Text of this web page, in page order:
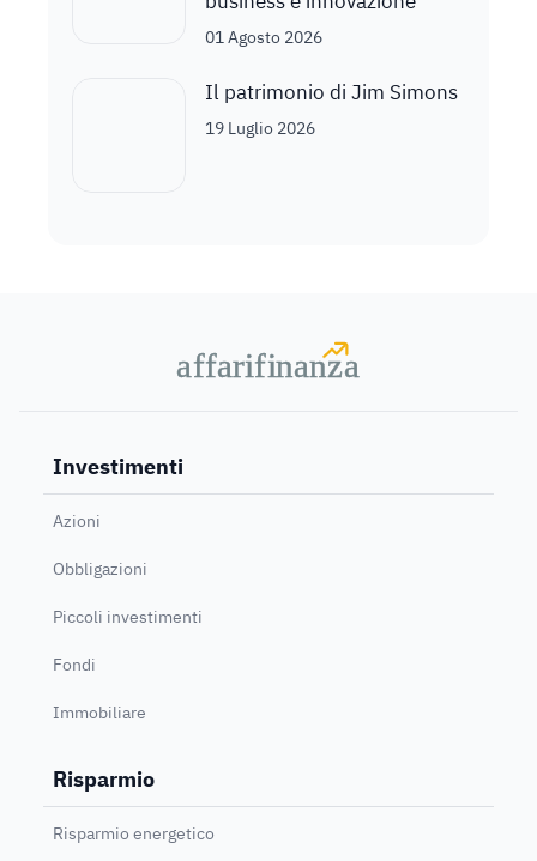
01 Agosto 2026
Il patrimonio di Jim Simons
19 Luglio 2026
affarifinanza
affarifinanza
Investimenti
Azioni
Obbligazioni
Piccoli investimenti
Fondi
Immobiliare
Risparmio
Risparmio energetico